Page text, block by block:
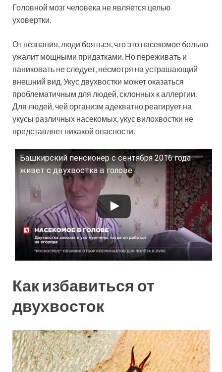
Головной мозг человека не является целью
уховертки.
От незнания, люди бояться, что это насекомое больно
ужалит мощными придатками. Но переживать и
паниковать не следует, несмотря на устрашающий
внешний вид. Укус двухвостки может оказаться
проблематичным для людей, склонных к аллергии.
Для людей, чей организм адекватно реагирует на
укусы различных насекомых, укус вилохвостки не
представляет никакой опасности.
Башкирский пенсионер с сентября 2016 года
живет с двухвостка в голове
Смотрите это видео на YouTube
Как избавиться от
двухвосток